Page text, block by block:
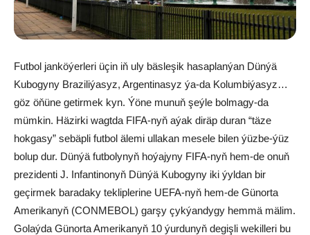
Futbol janköýerleri üçin iň uly bäsleşik hasaplanýan Dünýä
Kubogyny Braziliýasyz, Argentinasyz ýa-da Kolumbiýasyz…
göz öňüne getirmek kyn. Ýöne munuň şeýle bolmagy-da
mümkin. Häzirki wagtda FIFA-nyň aýak diräp duran “täze
hokgasy” sebäpli futbol älemi ullakan mesele bilen ýüzbe-ýüz
bolup dur. Dünýä futbolynyň hoýajyny FIFA-nyň hem-de onuň
prezidenti J. Infantinonyň Dünýä Kubogyny iki ýyldan bir
geçirmek baradaky tekliplerine UEFA-nyň hem-de Günorta
Amerikanyň (CONMEBOL) garşy çykýandygy hemmä mälim.
Golaýda Günorta Amerikanyň 10 ýurdunyň degişli wekilleri bu